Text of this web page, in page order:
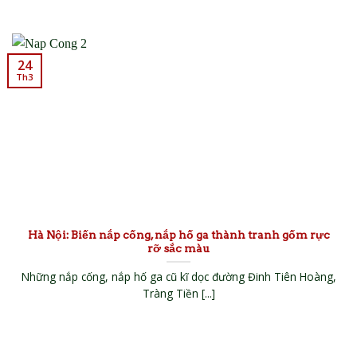
Hà Nội: Biến nắp cống, nắp hố ga thành tranh gốm rực
rỡ sắc màu
Những nắp cống, nắp hố ga cũ kĩ dọc đường Đinh Tiên Hoàng,
Tràng Tiền [...]
24
Th3